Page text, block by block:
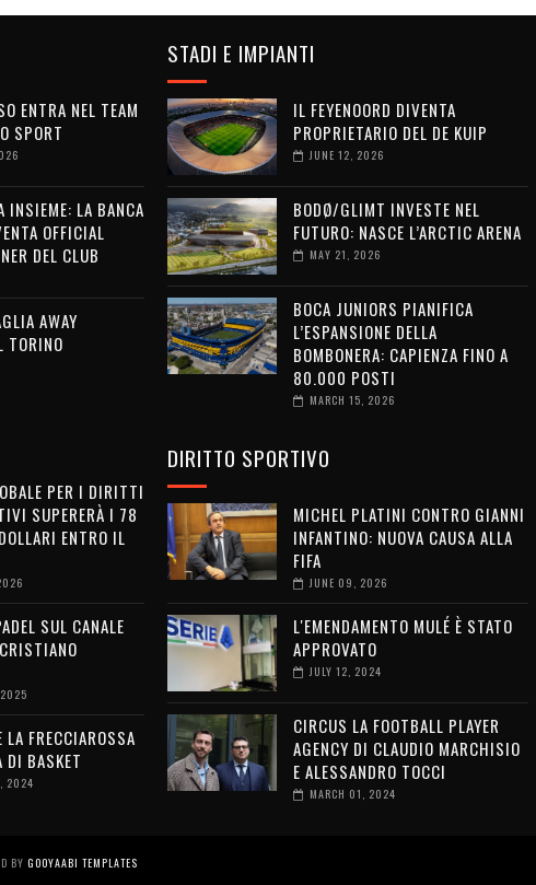
ENTRA NEL TEAM
SPORT
INSIEME: LA BANCA
OFFICIAL
DEL CLUB
AWAY
PER I DIRITTI
SUPERERÀ I 78
ENTRO IL
SUL CANALE
2025
LA FRECCIAROSSA
DI BASKET
2024
STADI E IMPIANTI
IL FEYENOORD DIVENTA
PROPRIETARIO DEL DE KUIP
JUNE 12, 2026
BODØ/GLIMT INVESTE NEL
FUTURO: NASCE L’ARCTIC ARENA
MAY 21, 2026
BOCA JUNIORS PIANIFICA
L’ESPANSIONE DELLA
BOMBONERA: CAPIENZA FINO A
80.000 POSTI
MARCH 15, 2026
DIRITTO SPORTIVO
MICHEL PLATINI CONTRO GIANNI
INFANTINO: NUOVA CAUSA ALLA
FIFA
JUNE 09, 2026
L'EMENDAMENTO MULÉ È STATO
APPROVATO
JULY 12, 2024
CIRCUS LA FOOTBALL PLAYER
AGENCY DI CLAUDIO MARCHISIO
E ALESSANDRO TOCCI
MARCH 01, 2024
BY GOOYAABI TEMPLATES